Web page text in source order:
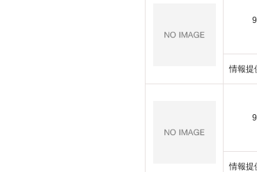
情報提
情報提